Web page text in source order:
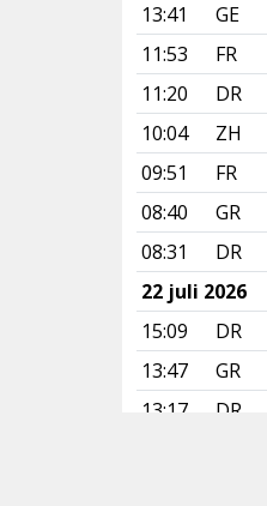
13:41
GE
11:53
FR
11:20
DR
10:04
ZH
09:51
FR
08:40
GR
08:31
DR
22 juli 2026
15:09
DR
13:47
GR
13:17
DR